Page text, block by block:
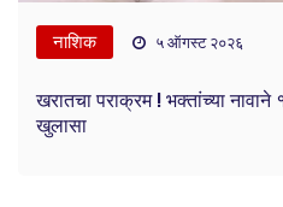
नाशिक ५ ऑगस्ट २०२६
खरातचा पराक्रम ! भक्तांच्या
खुलासा